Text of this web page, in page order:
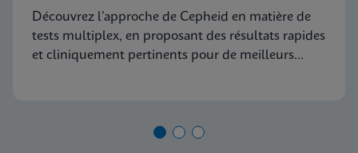
Découvrez l’approche de Cepheid en matière de
tests multiplex, en proposant des résultats rapides
et cliniquement pertinents pour de meilleurs